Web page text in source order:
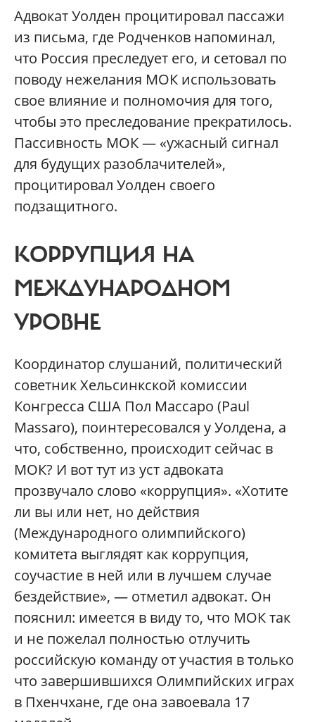
Адвокат Уолден процитировал пассажи
из письма, где Родченков напоминал,
что Россия преследует его, и сетовал по
поводу нежелания МОК использовать
свое влияние и полномочия для того,
чтобы это преследование прекратилось.
Пассивность МОК — «ужасный сигнал
для будущих разоблачителей»,
процитировал Уолден своего
подзащитного.
КОРРУПЦИЯ НА
МЕЖДУНАРОДНОМ
УРОВНЕ
Координатор слушаний, политический
советник Хельсинкской комиссии
Конгресса США Пол Массаро (Paul
Massaro), поинтересовался у Уолдена, а
что, собственно, происходит сейчас в
МОК? И вот тут из уст адвоката
прозвучало слово «коррупция». «Хотите
ли вы или нет, но действия
(Международного олимпийского)
комитета выглядят как коррупция,
соучастие в ней или в лучшем случае
бездействие», — отметил адвокат. Он
пояснил: имеется в виду то, что МОК так
и не пожелал полностью отлучить
российскую команду от участия в только
что завершившихся Олимпийских играх
в Пхенчхане, где она завоевала 17